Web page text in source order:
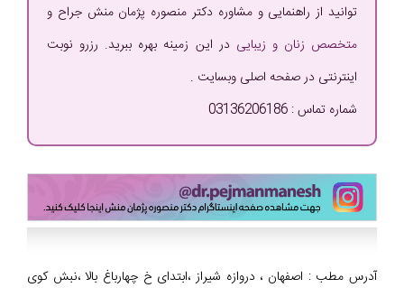
توانید از راهنمایی و مشاوره دکتر منصوره پژمان منش جراح و
متخصص زنان و زیبایی در این زمینه بهره ببرید. رزرو نوبت
اینترنتی در صفحه اصلی وبسایت .
شماره تماس : 03136206186
آدرس مطب : اصفهان ، دروازه شیراز ،ابتدای خ چهارباغ بالا ،نبش کوی